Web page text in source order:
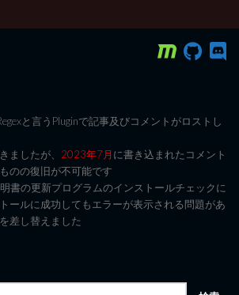
と言うPluginで記事及びコメントがロストし
ましたが、 2023年7月に書き込まれたコメント
のの復旧が不可能です
書の更新プログラムのインストールチェックに
ールに成功してもエラーが表示される問題があ
差し替えました